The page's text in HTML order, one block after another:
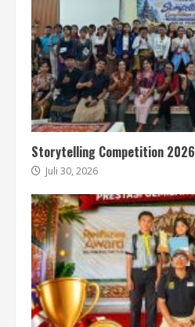
Storytelling Competition 2026
Juli 30, 2026